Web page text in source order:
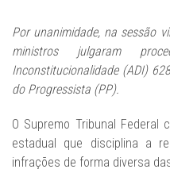
Por unanimidade, na sessão
ministros julgaram
Inconstitucionalidade (ADI)
do Progressista (PP).
O Supremo Tribunal Federal
estadual que disciplina a
infrações de forma diversa